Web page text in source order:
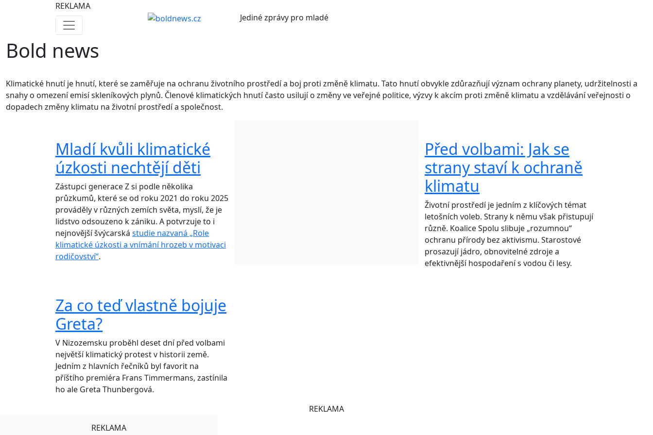
REKLAMA
Jedinézprávy pro mladé
Bold news
Klimatické hnutí je hnutí, které se zaměřuje na ochranu životního prostředí a boj proti změně klimatu. Tato hnutí obvykle zdůrazňují význam ochrany planety, udržitelnosti a
snahy o omezení emisí skleníkových plynů. Členové klimatických hnutí často usilují o změny ve veřejné politice, výzvy k akcím proti změně klimatu a vzdělávání veřejnosti o
dopadech změny klimatu na životní prostředí a společnost.
Mladí kvůli klimatické
úzkosti nechtějí děti
Zástupci generace Z si podle několika
průzkumů, které se od roku 2021 do roku 2025
prováděly v různých zemích světa, myslí, že je
lidstvo odsouzeno k zániku. A potvrzuje to i
nejnovější švýcarská studie nazvaná „Role
klimatické úzkosti a vnímání hrozeb v motivaci
rodičovství“.
Před volbami: Jak se
strany staví k ochraně
klimatu
Životní prostředí je jedním z klíčových témat
letošních voleb. Strany k němu však přistupují
různě. Koalice Spolu slibuje „rozumnou“
ochranu přírody bez aktivismu. Starostové
prosazují jádro, obnovitelné zdroje a
efektivnější hospodaření s vodou či lesy.
Za co teď vlastně bojuje
Greta?
V Nizozemsku proběhl deset dní před volbami
největší klimatický protest v historii země.
Jedním z hlavních řečníků byl favorit na
příštího premiéra Frans Timmermans, zastínila
ho ale Greta Thunbergová.
REKLAMA
REKLAMA